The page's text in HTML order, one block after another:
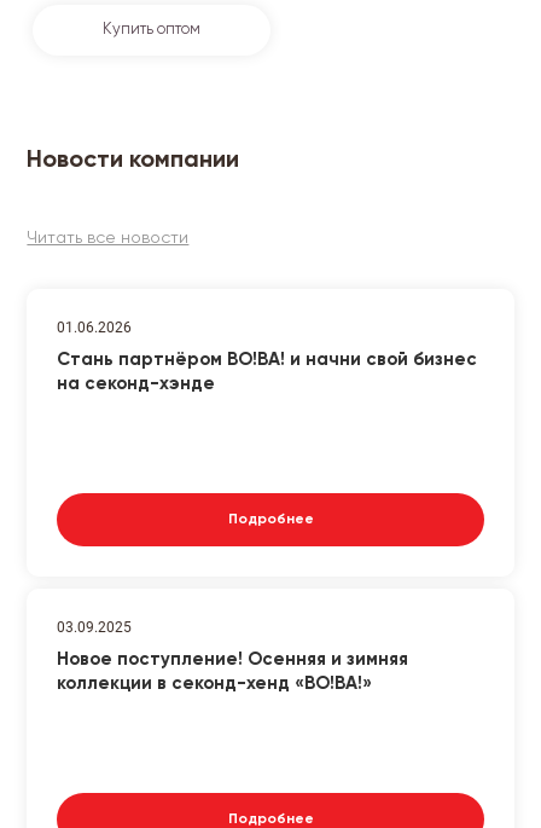
Купить оптом
Новости компании
Читать все новости
01.06.2026
Стань партнёром ВО!ВА! и начни свой бизнес
на секонд-хэнде
Подробнее
03.09.2025
Новое поступление! Осенняя и зимняя
коллекции в секонд-хенд «ВО!ВА!»
Подробнее